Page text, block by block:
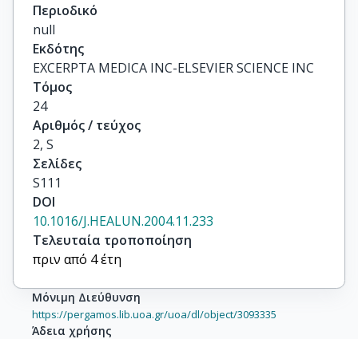
Περιοδικό
null
Εκδότης
EXCERPTA MEDICA INC-ELSEVIER SCIENCE INC
Τόμος
24
Αριθμός / τεύχος
2, S
Σελίδες
S111
DOI
10.1016/J.HEALUN.2004.11.233
Τελευταία τροποποίηση
πριν από 4 έτη
Μόνιμη Διεύθυνση
https://pergamos.lib.uoa.gr/uoa/dl/object/3093335
Άδεια χρήσης